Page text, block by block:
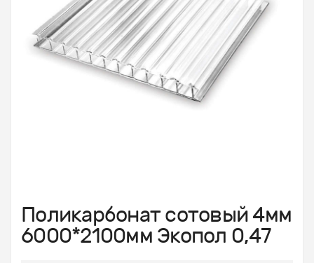
Поликарбонат сотовый 4мм
6000*2100мм Экопол 0,47